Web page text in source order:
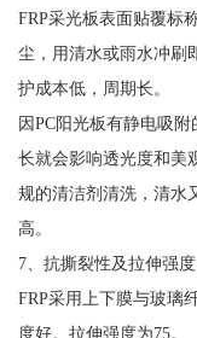
FRP采光板表面贴覆标
尘，用清水或雨水冲刷
护成本低，周期长。
因PC阳光板有静电吸
长就会影响透光度和美
规的清洁剂清洗，清水
高。
7、抗撕裂性及拉伸强度
FRP采用上下膜与玻璃
度好。拉伸强度为75。